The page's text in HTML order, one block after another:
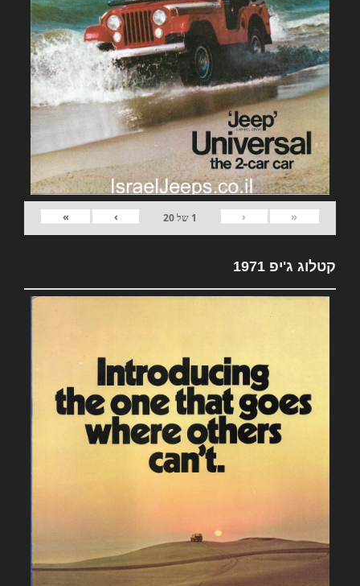
«
‹
1 של20
›
»
קטלוג ג'יפ 1971